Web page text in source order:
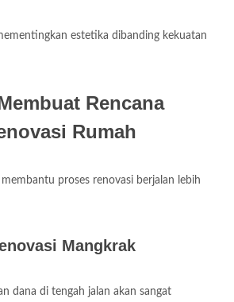
estetika dibanding kekuatan
Rencana
Rumah
proses renovasi berjalan lebih
Mangkrak
dana di tengah jalan akan sangat